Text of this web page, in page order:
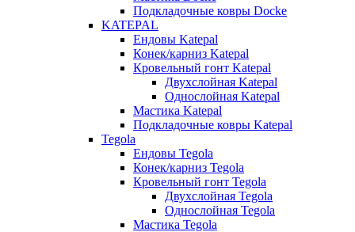
Подкладочные ковры Docke
KATEPAL
Ендовы Katepal
Конек/карниз Katepal
Кровельный гонт Katepal
Двухслойная Katepal
Однослойная Katepal
Мастика Katepal
Подкладочные ковры Katepal
Tegola
Ендовы Tegola
Конек/карниз Tegola
Кровельный гонт Tegola
Двухслойная Tegola
Однослойная Tegola
Мастика Tegola